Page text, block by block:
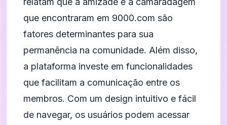
que encontraram em 9000.com são
fatores determinantes para sua
permanência na comunidade. Além disso,
a plataforma investe em funcionalidades
que facilitam a comunicação entre os
membros. Com um design intuitivo e fácil
de navegar, os usuários podem acessar